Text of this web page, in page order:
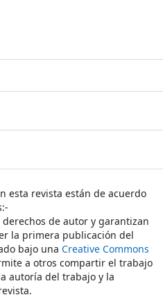
esta revista están de acuerdo
de autor y garantizan
la primera publicación del
bajo una Creative Commons
a otros compartir el trabajo
autoría del trabajo y la